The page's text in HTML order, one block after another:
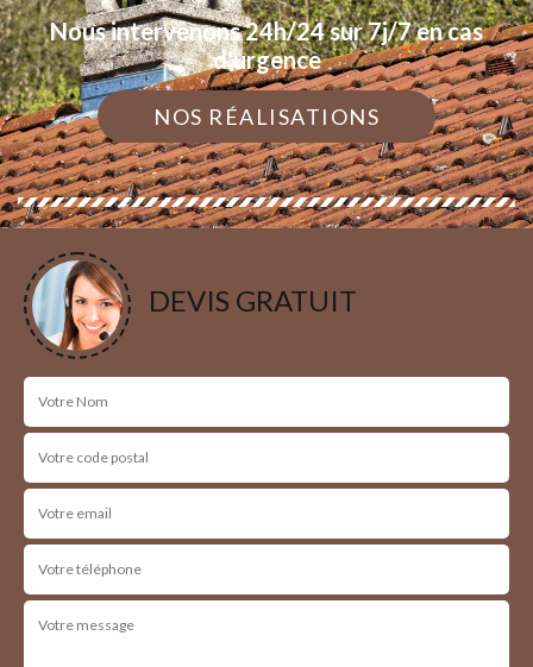
Nous intervenons 24h/24 sur 7j/7 en cas
d'urgence
NOS RÉALISATIONS
DEVIS GRATUIT